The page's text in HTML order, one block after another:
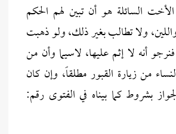
السائلة هو أن تبين لهم الحكم
ولا تطالب بغير ذلك، ولو ذهبت
أنه لا إثم عليها، لاسيما وأن من
من زيارة القبور مطلقاً، وإن كان
بشروط كما بيناه في الفتوى رقم: